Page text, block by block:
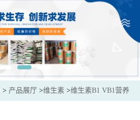
> 产品展厅 >维生素 >维生素B1 VB1营养